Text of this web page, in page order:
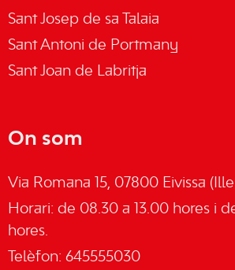
Sant Josep de sa Talaia
Sant Antoni de Portmany
Sant Joan de Labritja
On som
Via Romana 15, 07800 Eivissa
Horari: de 08.30 a 13.00 hores i
hores.
Telèfon: 645555030